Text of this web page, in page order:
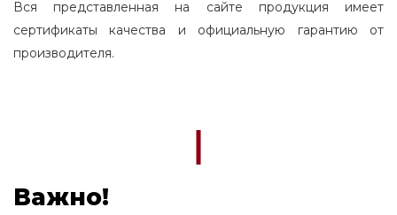
Вся представленная на сайте продукция имеет
сертификаты качества и официальную гарантию от
производителя.
Важно!